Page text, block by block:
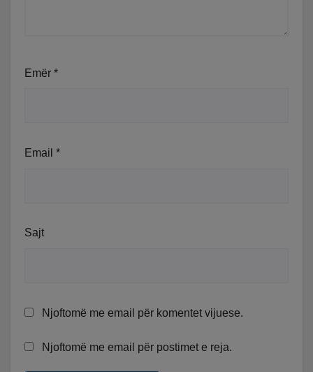
Emër *
Email *
Sajt
Njoftomë me email për komentet vijuese.
Njoftomë me email për postimet e reja.